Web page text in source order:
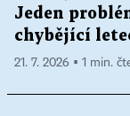
Jeden
chybějící
21. 7. 2026 ▪ 1 min.